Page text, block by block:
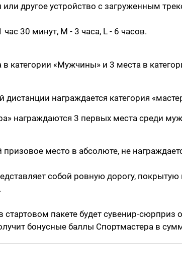
другое устройство с загруженным
час 30 минут, M - 3 часа, L - 6 часов.
в категории «Мужчины» и 3 места в
награждается категория
награждаются 3 первых места среди
место в абсолюте, не
собой ровную дорогу,
стартовом пакете будет сувенир-сюрприз
бонусные баллы Спортмастера в